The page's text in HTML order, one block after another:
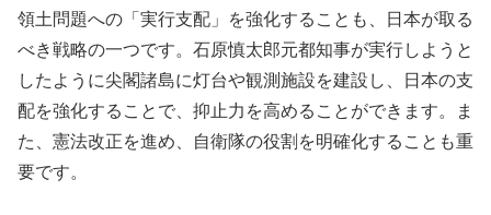
領土問題への「実行支配」を強化することも、日本が取る
べき戦略の一つです。石原慎太郎元都知事が実行しようと
したように尖閣諸島に灯台や観測施設を建設し、日本の支
配を強化することで、抑止力を高めることができます。ま
た、憲法改正を進め、自衛隊の役割を明確化することも重
要です。